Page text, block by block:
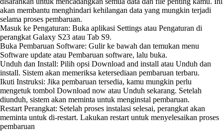
akan membantu menghindari kehilangan data yang mungkin terjadi
selama proses pembaruan.
Masuk ke Pengaturan: Buka aplikasi Settings atau Pengaturan di
perangkat Galaxy S23 atau Tab S9.
Buka Pembaruan Software: Gulir ke bawah dan temukan menu
Software update atau Pembaruan software, lalu buka.
Unduh dan Install: Pilih opsi Download and install atau Unduh dan
install. Sistem akan memeriksa ketersediaan pembaruan terbaru.
Ikuti Instruksi: Jika pembaruan tersedia, kamu mungkin perlu
mengetuk tombol Download now atau Unduh sekarang. Setelah
diunduh, sistem akan meminta untuk menginstal pembaruan.
Restart Perangkat: Setelah proses instalasi selesai, perangkat akan
meminta untuk di-restart. Lakukan restart untuk menyelesaikan proses
pembaruan